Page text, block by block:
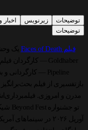
توضیحات زیرنویس
توضیحات
فیلم Faces of Death
آوریل ۲۰۲۶ در